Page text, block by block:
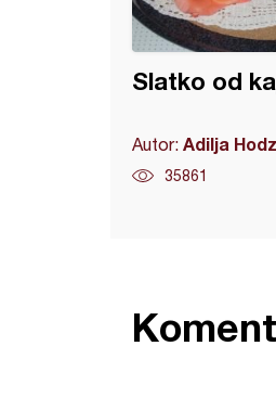
Slatko od
Autor: Adilja
35861